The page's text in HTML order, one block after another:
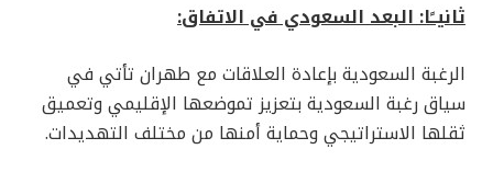
ثانيــًا: البعد السعودي في الاتفاق:
الرغبة السعودية بإعادة العلاقات مع طهران تأتي في
سياق رغبة السعودية بتعزيز تموضعها الإقليمي وتعميق
ثقلها الاستراتيجي وحماية أمنها من مختلف التهديدات.